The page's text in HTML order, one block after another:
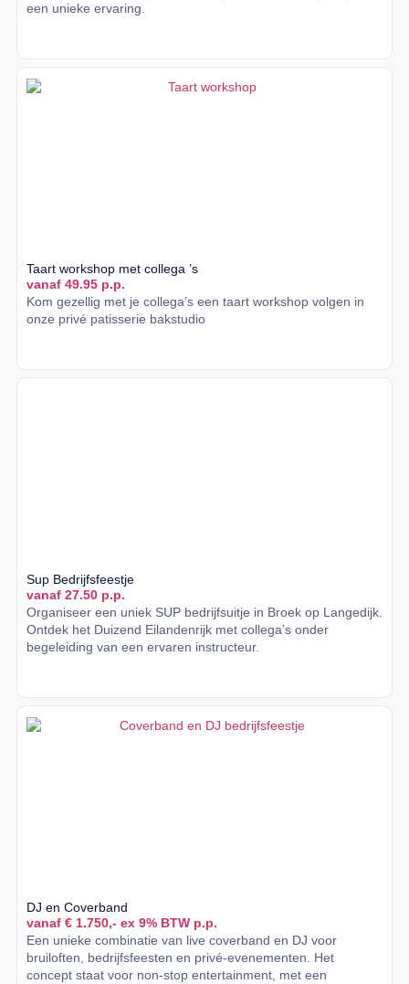
een unieke ervaring.
Taart workshop met collega ’s
vanaf 49.95 p.p.
Kom gezellig met je collega’s een taart workshop volgen in
onze privé patisserie bakstudio
Sup Bedrijfsfeestje
vanaf 27.50 p.p.
Organiseer een uniek SUP bedrijfsuitje in Broek op Langedijk.
Ontdek het Duizend Eilandenrijk met collega’s onder
begeleiding van een ervaren instructeur.
DJ en Coverband
vanaf € 1.750,- ex 9% BTW p.p.
Een unieke combinatie van live coverband en DJ voor
bruiloften, bedrijfsfeesten en privé-evenementen. Het
concept staat voor non-stop entertainment, met een